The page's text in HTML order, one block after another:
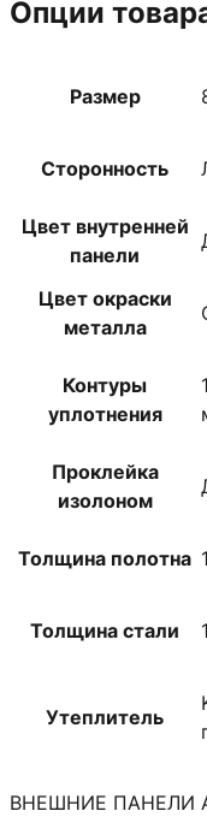
Опции
Размер
Сторонность
Цвет внутренней
панели
Цвет окраски
металла
Контуры
уплотнения
Проклейка
изолоном
Толщина полотна
Толщина стали
Утеплитель
ВНЕШНИЕ ПАНЕЛИ